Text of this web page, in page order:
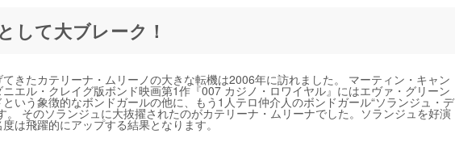
して大ブレーク！
きたカテリーナ・ムリーノの大きな転機は2006年に訪れました。 マーティン・キャン
エル・クレイグ版ボンド映画第1作『007 カジノ・ロワイヤル』にはエヴァ・グリーン
いう象徴的なボンドガールの他に、もう1人テロ仲介人のボンドガール“ソランジュ・デ
。 そのソランジュに大抜擢されたのがカテリーナ・ムリーナでした。ソランジュを好演
は飛躍的にアップする結果となります。